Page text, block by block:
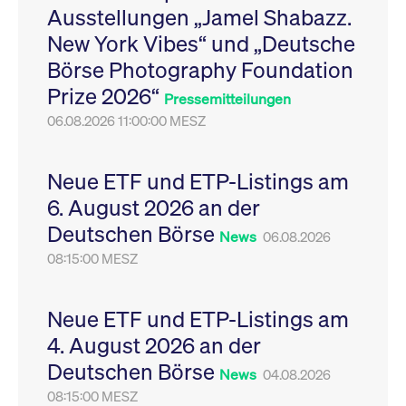
Ausstellungen „Jamel Shabazz.
New York Vibes“ und „Deutsche
Börse Photography Foundation
Prize 2026“ Pressemitteilungen
06.08.2026 11:00:00 MESZ
Neue ETF und ETP-Listings am
6. August 2026 an der
Deutschen Börse News 06.08.2026
08:15:00 MESZ
Neue ETF und ETP-Listings am
4. August 2026 an der
Deutschen Börse News 04.08.2026
08:15:00 MESZ
Leistung der Website
zu messen. Es handelt
sich um ein Muster-
Cookie, bei dem auf
das Präfix _pk_ses
eine kurze Reihe von
VISITOR_PRIVACY_METADATA
YouTube
.youtube.com
6
Monate
Dieses Cookie dient
Speicherung der
Einwilligungs- und
des Nutzers für ihre
Interaktion mit der
Sitzungen geehrt